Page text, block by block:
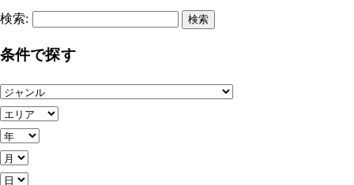
検索:
条件で探す